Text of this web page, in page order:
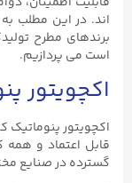
اند. در این مطلب
برندهای مطرح
است می پردازیم.
اکچویتور
اکچویتور پنوماتیک
گسترده در صنایع